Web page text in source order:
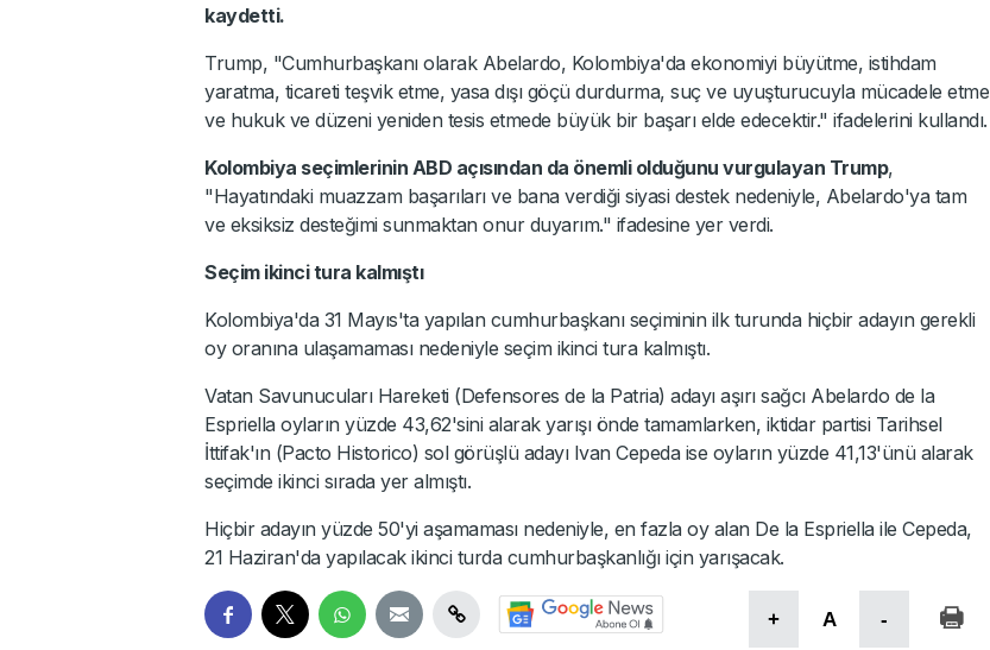
kaydetti.
Trump, "Cumhurbaşkanı olarak Abelardo, Kolombiya'da ekonomiyi büyütme, istihdam
yaratma, ticareti teşvik etme, yasa dışı göçü durdurma, suç ve uyuşturucuyla mücadele etme
ve hukuk ve düzeni yeniden tesis etmede büyük bir başarı elde edecektir." ifadelerini kullandı.
Kolombiya seçimlerinin ABD açısından da önemli olduğunu vurgulayan Trump,
"Hayatındaki muazzam başarıları ve bana verdiği siyasi destek nedeniyle, Abelardo'ya tam
ve eksiksiz desteğimi sunmaktan onur duyarım." ifadesine yer verdi.
Seçim ikinci tura kalmıştı
Kolombiya'da 31 Mayıs'ta yapılan cumhurbaşkanı seçiminin ilk turunda hiçbir adayın gerekli
oy oranına ulaşamaması nedeniyle seçim ikinci tura kalmıştı.
Vatan Savunucuları Hareketi (Defensores de la Patria) adayı aşırı sağcı Abelardo de la
Espriella oyların yüzde 43,62'sini alarak yarışı önde tamamlarken, iktidar partisi Tarihsel
İttifak'ın (Pacto Historico) sol görüşlü adayı Ivan Cepeda ise oyların yüzde 41,13'ünü alarak
seçimde ikinci sırada yer almıştı.
Hiçbir adayın yüzde 50'yi aşamaması nedeniyle, en fazla oy alan De la Espriella ile Cepeda,
21 Haziran'da yapılacak ikinci turda cumhurbaşkanlığı için yarışacak.
+ A -